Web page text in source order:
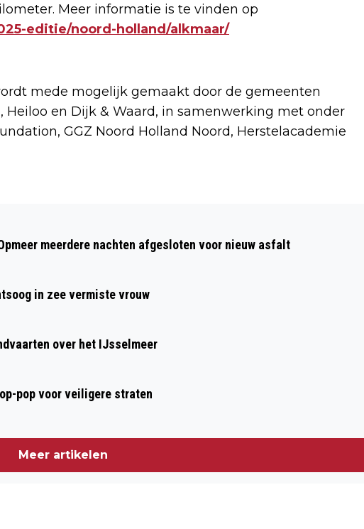
Meer informatie is te vinden op
editie/noord-holland/alkmaar/
mede mogelijk gemaakt door de gemeenten
Heiloo en Dijk & Waard, in samenwerking met onder
GGZ Noord Holland Noord, Herstelacademie
HEERHUGOWAARD
meerdere nachten afgesloten voor nieuw asfalt
in zee vermiste vrouw
over het IJsselmeer
pop voor veiligere straten
Meer artikelen